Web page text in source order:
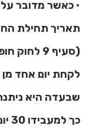
•
(סעיף 9 לחוק חופשה שנתית).
לקחת יום אחד
שבעדה היא
כך למעבידו 30 יום מראש לפחות.